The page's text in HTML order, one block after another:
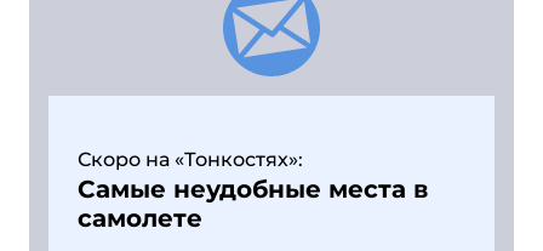
Скоро на «Тонкостях»:
Самые неудобные места в
самолете